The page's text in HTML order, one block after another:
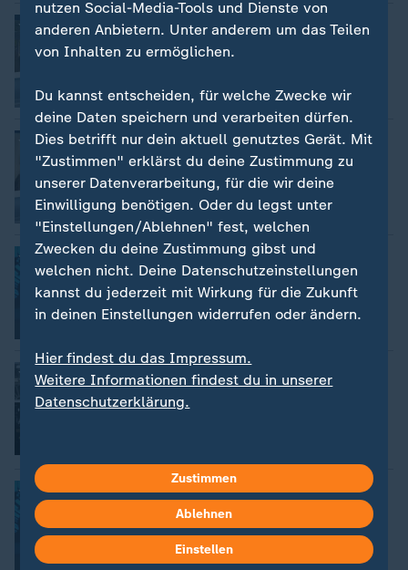
Nachrichten | heute journal update
"Wir lassen Kinder und Jugendliche
allein"
Video3:08
Nachrichten | heute journal update
"Man bereitet sich auf dieses Szenario
Video2:47
Nachrichten | heute journal update
Der Ausblick: Was am Dienstag wichtig
wird
Nachrichten | heute journal update
Andy Burnham ist neuer britischer
Premier
Der Ausblick: Was am Montag wichtig
Video1:00
nutzen Social-Media-Tools und Dienste von
anderen Anbietern. Unter anderem um das Teilen
von Inhalten zu ermöglichen.
Du kannst entscheiden, für welche Zwecke wir
deine Daten speichern und verarbeiten dürfen.
Dies betrifft nur dein aktuell genutztes Gerät. Mit
"Zustimmen" erklärst du deine Zustimmung zu
unserer Datenverarbeitung, für die wir deine
Einwilligung benötigen. Oder du legst unter
"Einstellungen/Ablehnen" fest, welchen
Zwecken du deine Zustimmung gibst und
welchen nicht. Deine Datenschutzeinstellungen
kannst du jederzeit mit Wirkung für die Zukunft
in deinen Einstellungen widerrufen oder ändern.
Hier findest du das Impressum.
Weitere Informationen findest du in unserer
Datenschutzerklärung.
Zustimmen
Ablehnen
Einstellen